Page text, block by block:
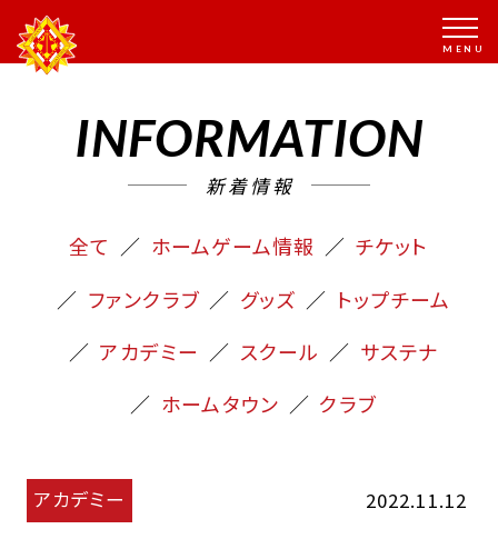
INFORMATION
新着情報
全て ホームゲーム情報
チケット
ファンクラブ
グッズ
トップチーム
アカデミー
スクール
サステナ
ホームタウン
クラブ
アカデミー 2022.11.12